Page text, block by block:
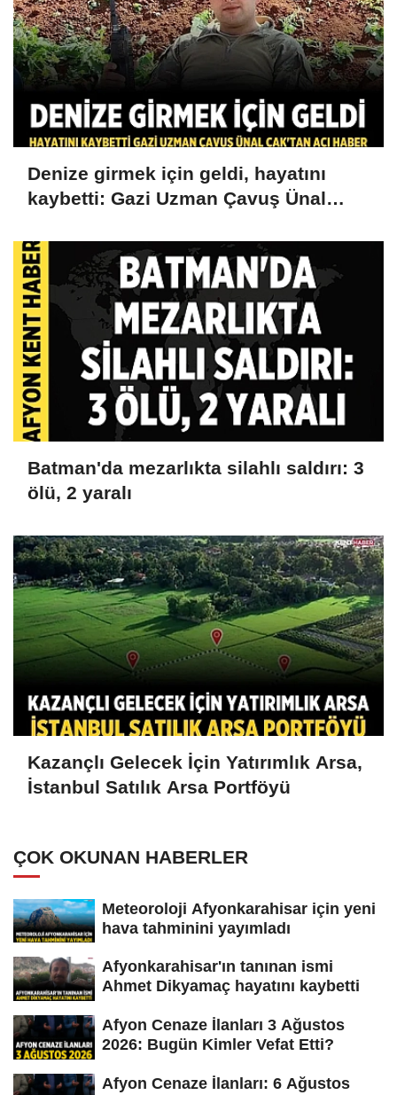
Denize girmek için geldi, hayatını
kaybetti: Gazi Uzman Çavuş Ünal
Batman'da mezarlıkta silahlı saldırı: 3
ölü, 2 yaralı
Kazançlı Gelecek İçin Yatırımlık Arsa,
İstanbul Satılık Arsa Portföyü
ÇOK OKUNAN HABERLER
Meteoroloji Afyonkarahisar için yeni
hava tahminini yayımladı
Afyonkarahisar'ın tanınan ismi
Ahmet Dikyamaç hayatını kaybetti
Afyon Cenaze İlanları 3 Ağustos
2026: Bugün Kimler Vefat Etti?
Afyon Cenaze İlanları: 6 Ağustos